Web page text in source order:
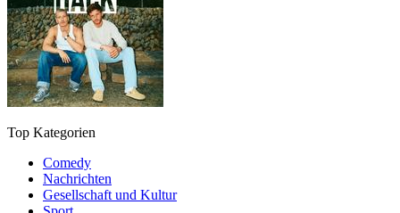
Top Kategorien
Comedy
Nachrichten
Gesellschaft und Kultur